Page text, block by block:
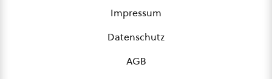
Impressum
Datenschutz
AGB